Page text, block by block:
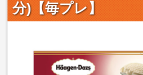
分)【毎プレ】